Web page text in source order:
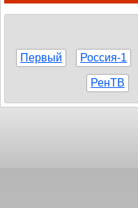
Первый Россия-1
РенТВ